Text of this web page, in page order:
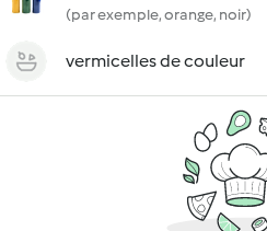
(par exemple, orange, noir)
vermicelles de couleur